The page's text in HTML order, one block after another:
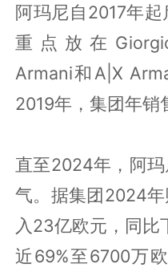
阿玛尼自2017年
重点放在
Armani和A|X
2019年，集团年销
直至2024年，阿
气。据集团2024
入23亿欧元，同比
近69%至6700万